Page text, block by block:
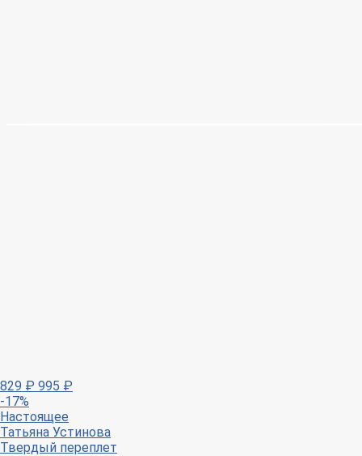
829 ₽ 995 ₽
-17%
Настоящее
Татьяна Устинова
Твердый переплет